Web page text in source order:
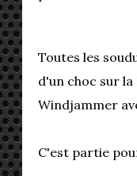
Toutes les
d'un choc sur
Windjammer
C'est partie